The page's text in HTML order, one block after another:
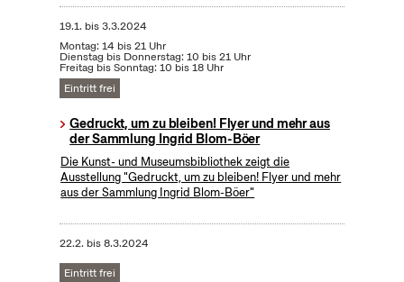
19.1. bis3.3.2024
Montag: 14 bis 21 Uhr
Dienstag bis Donnerstag: 10 bis 21 Uhr
Freitag bis Sonntag: 10 bis 18 Uhr
Eintritt frei
Gedruckt, um zu bleiben! Flyer und mehr aus
der Sammlung Ingrid Blom-Böer
Die Kunst- und Museumsbibliothek zeigt die
Ausstellung "Gedruckt, um zu bleiben! Flyer und mehr
aus der Sammlung Ingrid Blom-Böer"
22.2. bis8.3.2024
Eintritt frei